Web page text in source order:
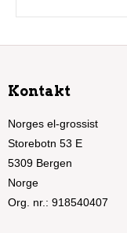
Kontakt
Norges el-grossist
Storebotn 53 E
5309 Bergen
Norge
Org. nr. : 918540407